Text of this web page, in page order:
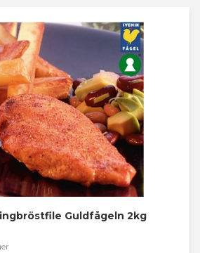
Guldfågeln 2kg